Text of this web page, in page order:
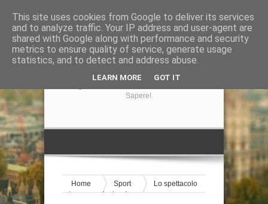
GIRA LA NOTIZIA
Sapere!
Home Sport
Lo spettacolo
sta per cominciare!
This site uses cookies from Google to deliver its services
and to analyze traffic. Your IP address and user-agent are
shared with Google along with performance and security
metrics to ensure quality of service, generate usage
statistics, and to detect and address abuse.
LEARN MORE GOT IT